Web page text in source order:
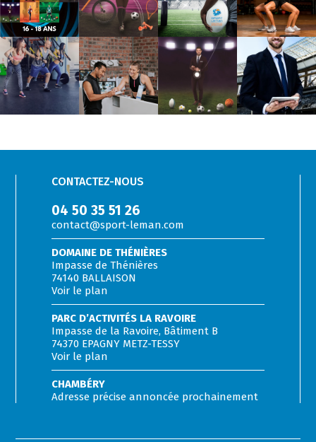
CONTACTEZ-NOUS
04 50 35 51 26
contact@sport-leman.com
DOMAINE DE THÉNIÈRES
Impasse de Thénières
74140 BALLAISON
Voir le plan
PARC D’ACTIVITÉS LA RAVOIRE
Impasse de la Ravoire, Bâtiment B
74370 EPAGNY METZ-TESSY
Voir le plan
CHAMBÉRY
Adresse précise annoncée prochainement